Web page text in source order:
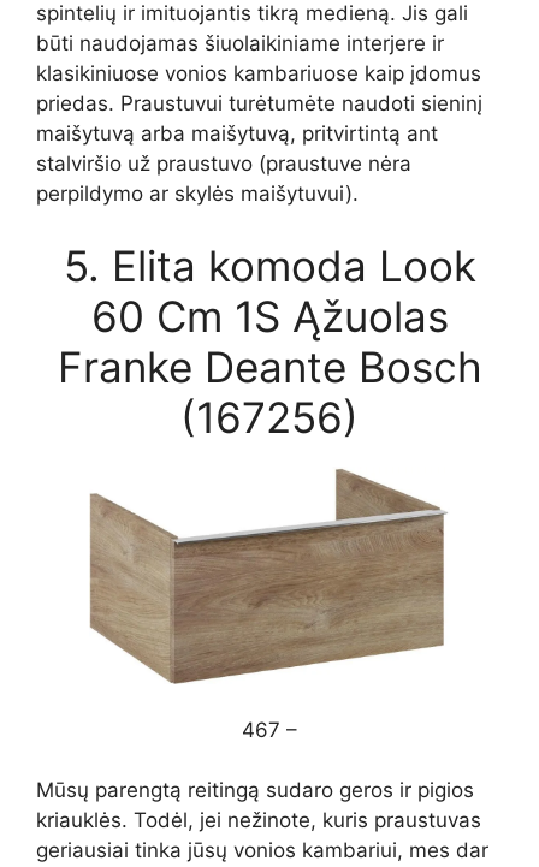
spintelių ir imituojantis tikrą medieną. Jis gali
būti naudojamas šiuolaikiniame interjere ir
klasikiniuose vonios kambariuose kaip įdomus
priedas. Praustuvui turėtumėte naudoti sieninį
maišytuvą arba maišytuvą, pritvirtintą ant
stalviršio už praustuvo (praustuve nėra
perpildymo ar skylės maišytuvui).
5. Elita komoda Look
60 Cm 1S Ąžuolas
Franke Deante Bosch
(167256)
467 –
Mūsų parengtą reitingą sudaro geros ir pigios
kriauklės. Todėl, jei nežinote, kuris praustuvas
geriausiai tinka jūsų vonios kambariui, mes dar